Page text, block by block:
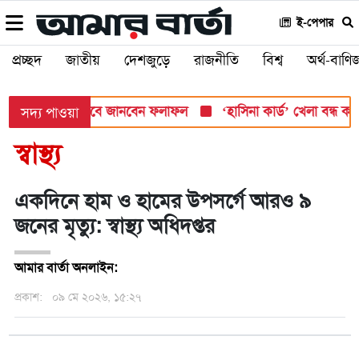
ই-পেপার
প্রচ্ছদ জাতীয় দেশজুড়ে রাজনীতি বিশ্ব অর্থ-
সদ্য পাওয়াযেভাবে জানবেন ফলাফল ‘হাসিনা কার্ড’ খেলা বন্ধ করতে
স্বাস্থ্য
একদিনে হাম ও হামের উপসর্গে আরও ৯
জনের মৃত্যু: স্বাস্থ্য অধিদপ্তর
আমার বার্তা অনলাইন:
প্রকাশ: ০৯ মে ২০২৬, ১৫:২৭